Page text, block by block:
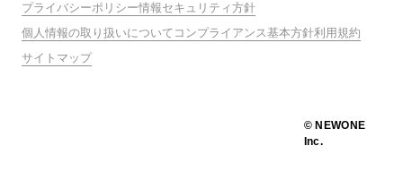
経営・役員向け組織エンゲージメント向上プログラム
人事・経営企画向け研修
エンゲージメントサーベイ結果から見た課題別アプローチ
プライバシーポリシー情報セキュリティ方針
個人情報の取り扱いについて コンプライアンス基本方針利用規約
サイトマップ
© NEWONE
Inc.